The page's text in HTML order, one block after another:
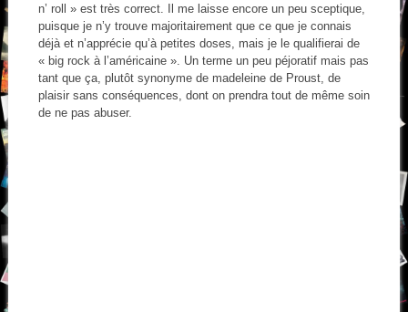
n’ roll » est très correct. Il me laisse encore un peu sceptique,
puisque je n’y trouve majoritairement que ce que je connais
déjà et n’apprécie qu’à petites doses, mais je le qualifierai de
« big rock à l’américaine ». Un terme un peu péjoratif mais pas
tant que ça, plutôt synonyme de madeleine de Proust, de
plaisir sans conséquences, dont on prendra tout de même soin
de ne pas abuser.